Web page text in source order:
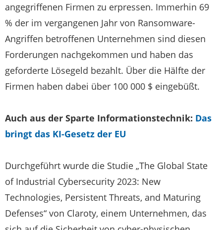
angegriffenen Firmen zu erpressen. Immerhin 69
% der im vergangenen Jahr von Ransomware-
Angriffen betroffenen Unternehmen sind diesen
Forderungen nachgekommen und haben das
geforderte Lösegeld bezahlt. Über die Hälfte der
Firmen haben dabei über 100 000 $ eingebüßt.
Auch aus der Sparte Informationstechnik: Das
bringt das KI-Gesetz der EU
Durchgeführt wurde die Studie „The Global State
of Industrial Cybersecurity 2023: New
Technologies, Persistent Threats, and Maturing
Defenses“ von Claroty, einem Unternehmen, das